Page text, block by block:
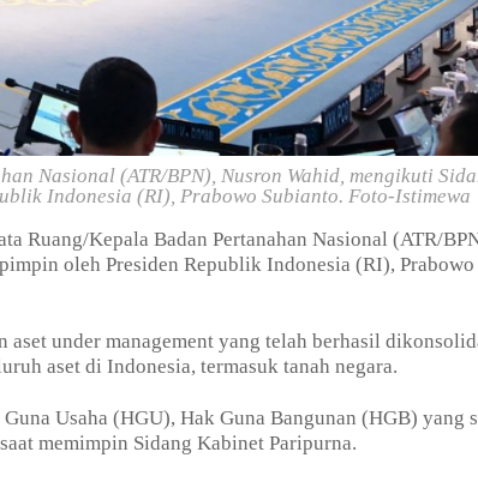
Nasional (ATR/BPN), Nusron Wahid, mengikuti
Indonesia (RI), Prabowo Subianto. Foto-Istimewa
Ruang/Kepala Badan Pertanahan Nasional (ATR/
oleh Presiden Republik Indonesia (RI), Prabowo
aset under management yang telah berhasil
aset di Indonesia, termasuk tanah negara.
Usaha (HGU), Hak Guna Bangunan (HGB) yang
memimpin Sidang Kabinet Paripurna.